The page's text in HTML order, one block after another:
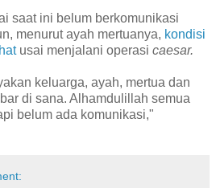
saat ini belum berkomunikasi
menurut ayah mertuanya, kondisi
usai menjalani operasi caesar.
keluarga, ayah, mertua dan
di sana. Alhamdulillah semua
belum ada komunikasi,"